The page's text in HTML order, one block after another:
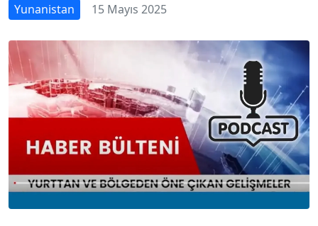
Yunanistan 15 Mayıs 2025